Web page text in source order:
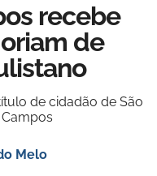
recebe
de
de cidadão de São
Melo